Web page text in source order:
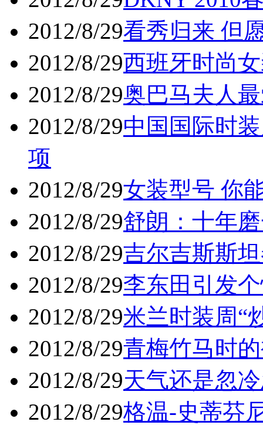
2012/8/29看秀归来 但
2012/8/29西班牙时尚
2012/8/29奥巴马夫人
2012/8/29中国国际时
项
2012/8/29女装型号 你
2012/8/29舒朗：十年
2012/8/29吉尔吉斯斯
2012/8/29李东田引发
2012/8/29米兰时装周“
2012/8/29青梅竹马时
2012/8/29天气还是忽
2012/8/29格温-史蒂芬